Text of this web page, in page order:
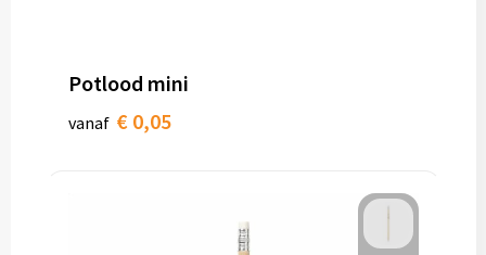
Potlood mini
vanaf € 0,05